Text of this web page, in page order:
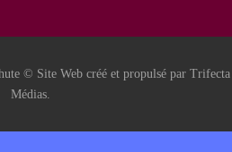
© Site Web créé et propulsé par Trifecta
Médias.